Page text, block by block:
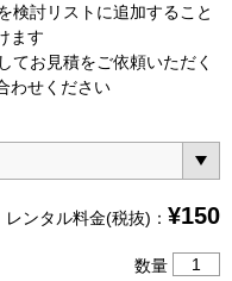
検討リストに追加すること
ます
てお見積をご依頼いただく
わせください
レンタル料金(税抜)： ¥150
数量
SC